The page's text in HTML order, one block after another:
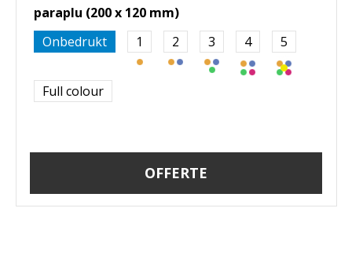
paraplu (200 x 120 mm)
Onbedrukt
1 2 3 4 5
Full colour
OFFERTE